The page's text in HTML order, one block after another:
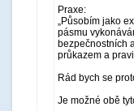
Praxe:
„Působím jako
pásmu
bezpečnostních
průkazem a
Rád bych se
Je možné obě